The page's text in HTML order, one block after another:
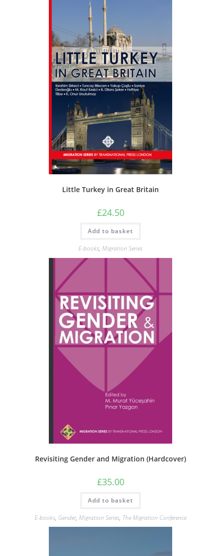
Little Turkey in Great Britain
£24.50
Add to basket
E-books, Migration Series
Revisiting Gender and Migration (Hardcover)
£35.00
Add to basket
E-books, Gender, Migration Series, The Migration Conference